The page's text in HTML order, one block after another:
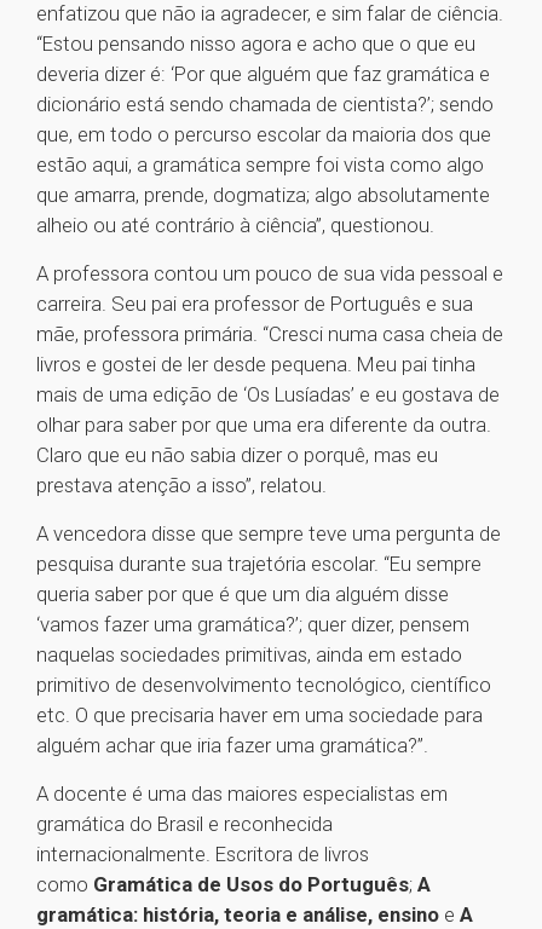
enfatizou que não ia agradecer, e sim falar de ciência.
“Estou pensando nisso agora e acho que o que eu
deveria dizer é: ‘Por que alguém que faz gramática e
dicionário está sendo chamada de cientista?’; sendo
que, em todo o percurso escolar da maioria dos que
estão aqui, a gramática sempre foi vista como algo
que amarra, prende, dogmatiza; algo absolutamente
alheio ou até contrário à ciência”, questionou.
A professora contou um pouco de sua vida pessoal e
carreira. Seu pai era professor de Português e sua
mãe, professora primária. “Cresci numa casa cheia de
livros e gostei de ler desde pequena. Meu pai tinha
mais de uma edição de ‘Os Lusíadas’ e eu gostava de
olhar para saber por que uma era diferente da outra.
Claro que eu não sabia dizer o porquê, mas eu
prestava atenção a isso”, relatou.
A vencedora disse que sempre teve uma pergunta de
pesquisa durante sua trajetória escolar. “Eu sempre
queria saber por que é que um dia alguém disse
‘vamos fazer uma gramática?’; quer dizer, pensem
naquelas sociedades primitivas, ainda em estado
primitivo de desenvolvimento tecnológico, científico
etc. O que precisaria haver em uma sociedade para
alguém achar que iria fazer uma gramática?”.
A docente é uma das maiores especialistas em
gramática do Brasil e reconhecida
internacionalmente. Escritora de livros
como Gramática de Usos do Português; A
gramática: história, teoria e análise, ensino e A